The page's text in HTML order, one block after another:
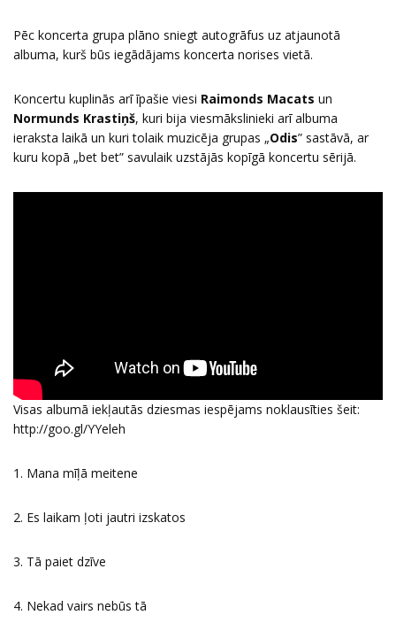
Pēc koncerta grupa plāno sniegt autogrāfus uz atjaunotā
albuma, kurš būs iegādājams koncerta norises vietā.
Koncertu kuplinās arī īpašie viesi Raimonds Macats un
Normunds Krastiņš, kuri bija viesmākslinieki arī albuma
ieraksta laikā un kuri tolaik muzicēja grupas „Odis” sastāvā, ar
kuru kopā „bet bet” savulaik uzstājās kopīgā koncertu sērijā.
Visas albumā iekļautās dziesmas iespējams noklausīties šeit:
http://goo.gl/YYeleh
1. Mana mīļā meitene
2. Es laikam ļoti jautri izskatos
3. Tā paiet dzīve
4. Nekad vairs nebūs tā